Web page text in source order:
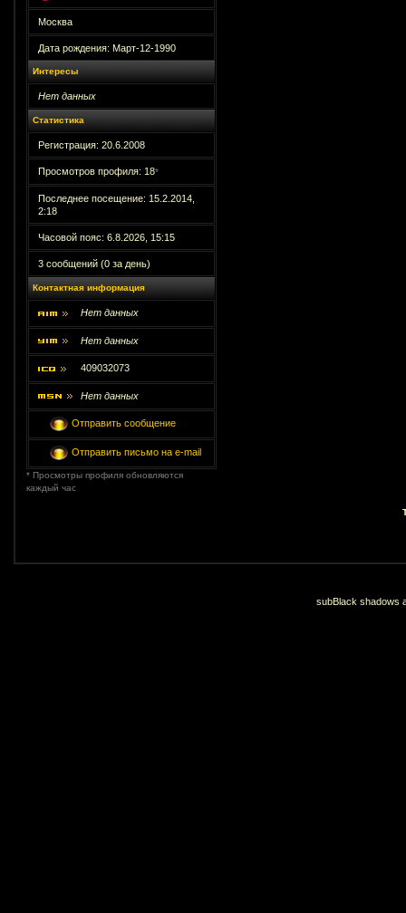
Москва
Дата рождения: Март-12-1990
Интересы
Нет данных
Статистика
Регистрация: 20.6.2008
Просмотров профиля: 18*
Последнее посещение: 15.2.2014,
2:18
Часовой пояс: 6.8.2026, 15:15
3 сообщений (0 за день)
Контактная информация
Нет данных
Нет данных
409032073
Нет данных
Отправить сообщение
Отправить письмо на e-mail
* Просмотры профиля обновляются
каждый час
subBlack shadows